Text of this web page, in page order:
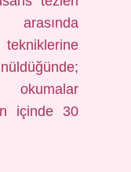
tekniklerine
içinde 30